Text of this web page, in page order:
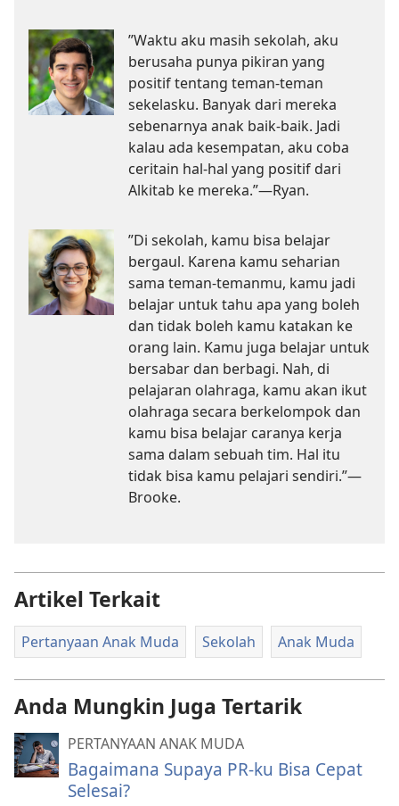
”Waktu aku masih sekolah, aku
berusaha punya pikiran yang
positif tentang teman-teman
sekelasku. Banyak dari mereka
sebenarnya anak baik-baik. Jadi
kalau ada kesempatan, aku coba
ceritain hal-hal yang positif dari
Alkitab ke mereka.”​—Ryan.
”Di sekolah, kamu bisa belajar
bergaul. Karena kamu seharian
sama teman-temanmu, kamu jadi
belajar untuk tahu apa yang boleh
dan tidak boleh kamu katakan ke
orang lain. Kamu juga belajar untuk
bersabar dan berbagi. Nah, di
pelajaran olahraga, kamu akan ikut
olahraga secara berkelompok dan
kamu bisa belajar caranya kerja
sama dalam sebuah tim. Hal itu
tidak bisa kamu pelajari sendiri.”​—
Brooke.
Artikel Terkait
Pertanyaan Anak Muda Sekolah Anak Muda
Anda Mungkin Juga Tertarik
PERTANYAAN ANAK MUDA
Bagaimana Supaya PR-ku Bisa Cepat
Selesai?